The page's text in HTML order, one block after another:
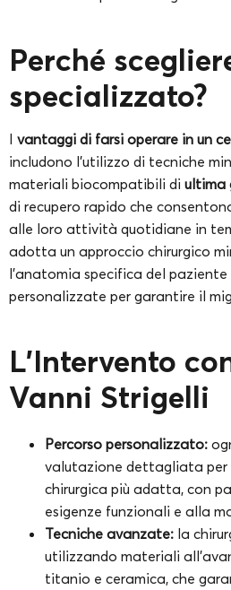
Perché
specializzato?
I vantaggi di farsi operare in un
includono l’utilizzo di tecniche
materiali biocompatibili di ultima
di recupero rapido che
alle loro attività quotidiane in
adotta un approccio chirurgico
l’anatomia specifica del
personalizzate per garantire il
L’Intervento
Vanni Strigelli
Percorso personalizzato:
valutazione dettagliata per
chirurgica più adatta, con
esigenze funzionali e alla
Tecniche avanzate: la
utilizzando materiali
titanio e ceramica, che